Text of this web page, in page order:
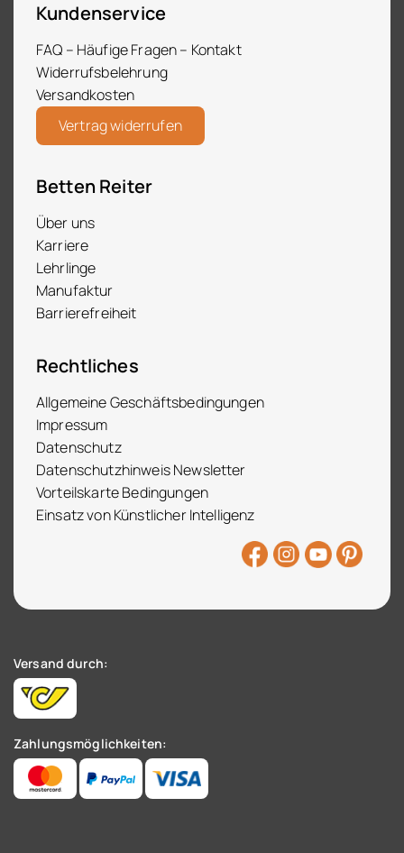
Kundenservice
FAQ – Häufige Fragen – Kontakt
Widerrufsbelehrung
Versandkosten
Vertrag widerrufen
Betten Reiter
Über uns
Karriere
Lehrlinge
Manufaktur
Barrierefreiheit
Rechtliches
Allgemeine Geschäftsbedingungen
Impressum
Datenschutz
Datenschutzhinweis Newsletter
Vorteilskarte Bedingungen
Einsatz von Künstlicher Intelligenz
Versand durch:
Zahlungsmöglichkeiten: